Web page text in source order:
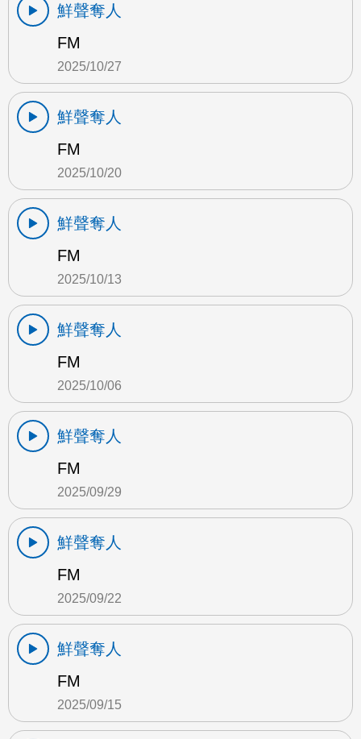
鮮聲奪人
FM
2025/10/27
鮮聲奪人
FM
2025/10/20
鮮聲奪人
FM
2025/10/13
鮮聲奪人
FM
2025/10/06
鮮聲奪人
FM
2025/09/29
鮮聲奪人
FM
2025/09/22
鮮聲奪人
FM
2025/09/15